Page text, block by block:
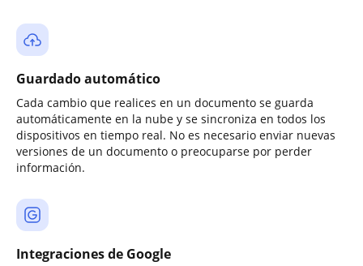
Guardado automático
Cada cambio que realices en un documento se guarda
automáticamente en la nube y se sincroniza en todos los
dispositivos en tiempo real. No es necesario enviar nuevas
versiones de un documento o preocuparse por perder
información.
Integraciones de Google